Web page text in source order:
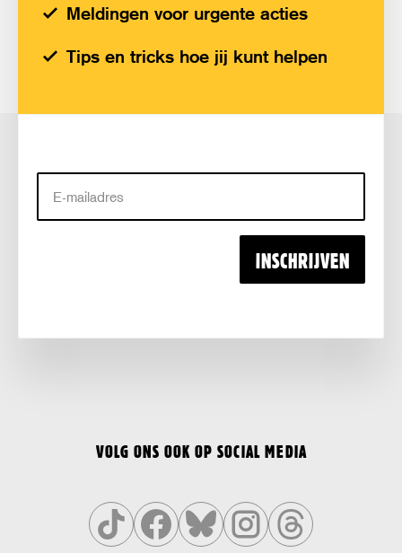
Meldingen voor urgente acties
Tips en tricks hoe jij kunt helpen
INSCHRIJVEN
VOLG ONS OOK OP SOCIAL MEDIA